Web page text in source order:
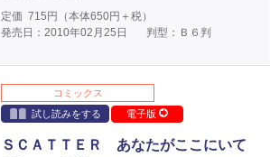
定価 715 円（本体650円＋税）
発売日：2010年02月25日
判型：Ｂ６判
コミックス
試し読みをする
電子版
ＳＣＡＴＴＥＲ あなたがここにいて